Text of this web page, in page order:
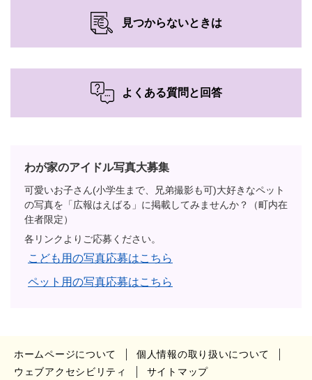
見つからないときは
よくある質問と回答
わが家のアイドル写真大募集
可愛いお子さん(小学生まで、兄弟撮影も可)大好きなペット
の写真を「広報はえばる」に掲載してみませんか？（町内在
住者限定）
各リンクよりご応募ください。
こども用の写真応募はこちら
ペット用の写真応募はこちら
ホームページについて
個人情報の取り扱いについて
ウェブアクセシビリティ
サイトマップ